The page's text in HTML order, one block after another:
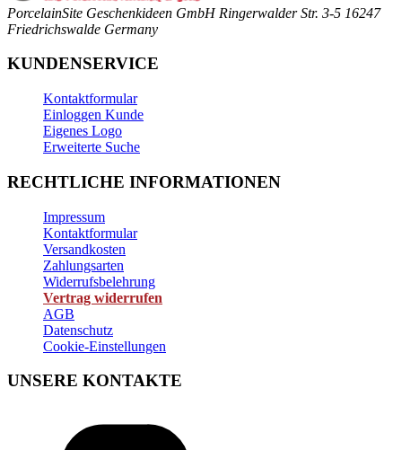
PorcelainSite Geschenkideen GmbH Ringerwalder Str. 3-5 16247
Friedrichswalde Germany
KUNDENSERVICE
Kontaktformular
Einloggen Kunde
Eigenes Logo
Erweiterte Suche
RECHTLICHE INFORMATIONEN
Impressum
Kontaktformular
Versandkosten
Zahlungsarten
Widerrufsbelehrung
Vertrag widerrufen
AGB
Datenschutz
Cookie-Einstellungen
UNSERE KONTAKTE